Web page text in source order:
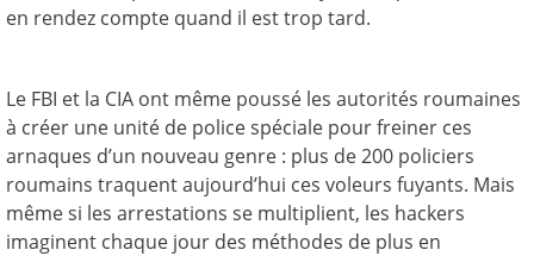
en rendez compte quand il est trop tard.
Le FBI et la CIA ont même poussé les autorités roumaines
à créer une unité de police spéciale pour freiner ces
arnaques d’un nouveau genre : plus de 200 policiers
roumains traquent aujourd’hui ces voleurs fuyants. Mais
même si les arrestations se multiplient, les hackers
imaginent chaque jour des méthodes de plus en